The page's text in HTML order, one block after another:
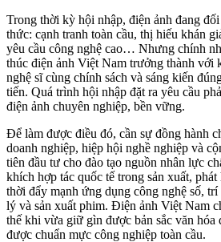
Trong thời kỳ hội nhập, điện ảnh đang
thức: cạnh tranh toàn cầu, thị hiếu khán
yêu cầu công nghệ cao… Nhưng chính
thúc điện ảnh Việt Nam trưởng thành với
nghệ sĩ cùng chính sách và sáng kiến
tiến. Quá trình hội nhập đặt ra yêu cầu
điện ảnh chuyên nghiệp, bền vững.
Để làm được điều đó, cần sự đồng hành
doanh nghiệp, hiệp hội nghề nghiệp và
tiên đầu tư cho đào tạo nguồn nhân lực
khích hợp tác quốc tế trong sản xuất,
thời đẩy mạnh ứng dụng công nghệ số, trí
lý và sản xuất phim. Điện ảnh Việt Nam
thế khi vừa giữ gìn được bản sắc văn hóa
được chuẩn mực công nghiệp toàn cầu.